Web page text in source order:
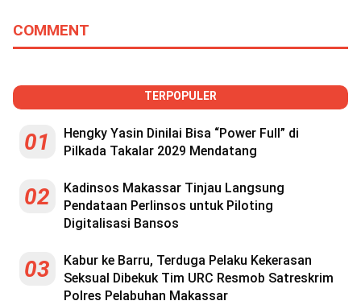
COMMENT
TERPOPULER
01
Hengky Yasin Dinilai Bisa “Power Full” di
Pilkada Takalar 2029 Mendatang
02
Kadinsos Makassar Tinjau Langsung
Pendataan Perlinsos untuk Piloting
Digitalisasi Bansos
03
Kabur ke Barru, Terduga Pelaku Kekerasan
Seksual Dibekuk Tim URC Resmob Satreskrim
Polres Pelabuhan Makassar